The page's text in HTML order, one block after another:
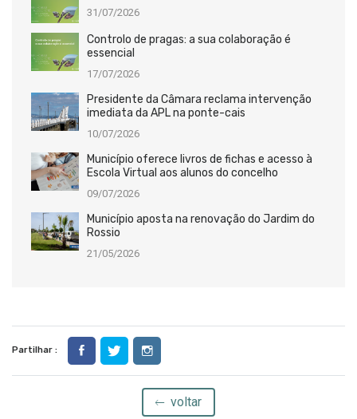
31/07/2026
Controlo de pragas: a sua colaboração é
essencial
17/07/2026
Presidente da Câmara reclama intervenção
imediata da APL na ponte-cais
10/07/2026
Município oferece livros de fichas e acesso à
Escola Virtual aos alunos do concelho
09/07/2026
Município aposta na renovação do Jardim do
Rossio
21/05/2026
Partilhar :
voltar